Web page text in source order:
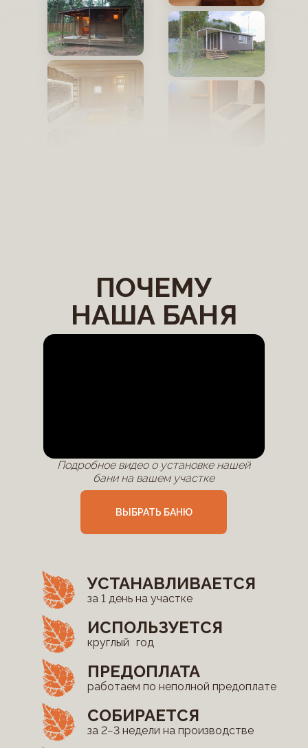
УСТАНАВЛИВАЕТСЯ
за 1 день на участке
ИСПОЛЬЗУЕТСЯ
круглый год
ПРЕДОПЛАТА
работаем по неполной предоплате
СОБИРАЕТСЯ
за 2−3 недели на производстве
ПОЧЕМУ
НАША БАНЯ
Подробное видео о установке нашей
бани на вашем участке
ВЫБРАТЬ БАНЮ